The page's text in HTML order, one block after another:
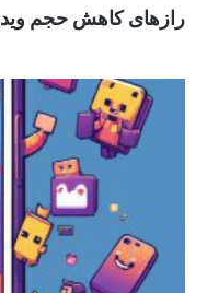
رازهای کاهش حجم